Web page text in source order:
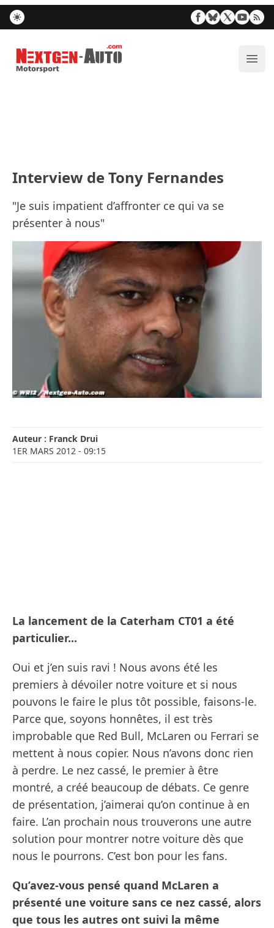
Nextgen-Auto.com
Interview de Tony Fernandes
"Je suis impatient d’affronter ce qui va se
présenter à nous"
Auteur : Franck Drui
1ER MARS 2012 - 09:15
La lancement de la Caterham CT01 a été
particulier...
Oui et j’en suis ravi ! Nous avons été les
premiers à dévoiler notre voiture et si nous
pouvons le faire le plus tôt possible, faisons-le.
Parce que, soyons honnêtes, il est très
improbable que Red Bull, McLaren ou Ferrari se
mettent à nous copier. Nous n’avons donc rien
à perdre. Le nez cassé, le premier à être
montré, a créé beaucoup de débats. Ce genre
de présentation, j’aimerai qu’on continue à en
faire. L’an prochain nous trouverons une autre
solution pour montrer notre voiture dès que
nous le pourrons. C’est bon pour les fans.
Qu’avez-vous pensé quand McLaren a
présenté une voiture sans ce nez cassé, alors
que tous les autres ont suivi la même